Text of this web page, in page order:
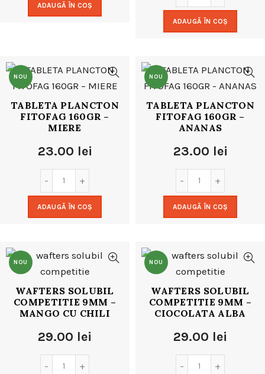
ADAUGĂ ÎN COȘ
ADAUGĂ ÎN COȘ
NOU
TABLETA PLANCTON
FITOFAG 160GR –
MIERE
23.00 lei
ADAUGĂ ÎN COȘ
NOU
TABLETA PLANCTON
FITOFAG 160GR –
ANANAS
23.00 lei
ADAUGĂ ÎN COȘ
NOU
WAFTERS SOLUBIL
COMPETITIE 9MM –
MANGO CU CHILI
29.00 lei
NOU
WAFTERS SOLUBIL
COMPETITIE 9MM –
CIOCOLATA ALBA
29.00 lei